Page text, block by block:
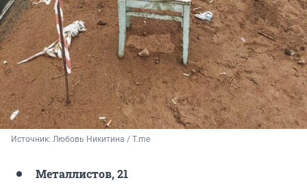
Источник: Любовь Никитина / T.me
Металлистов, 21